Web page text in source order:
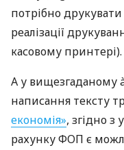
потрібно друкувати
реалізації
касовому принтері).
А у вищезгаданому
написання тексту
економія», згідно з
рахунку ФОП є